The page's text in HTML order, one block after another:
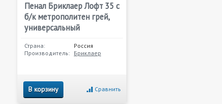
Пенал Бриклаер Лофт 35 с
б/к метрополитен грей,
универсальный
Страна:
Россия
Производитель: Бриклаер
В корзину Сравнить